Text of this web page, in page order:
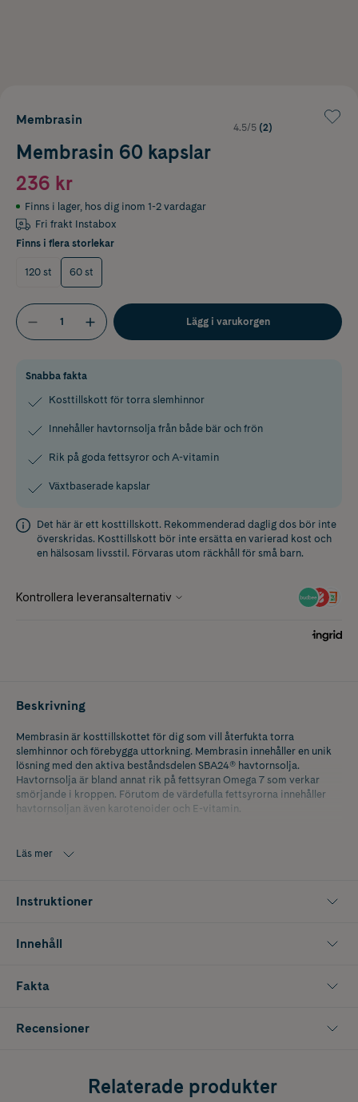
Membrasin
4.5/5 (2)
Membrasin 60 kapslar
236 kr
Finns i lager, hos dig inom 1-2 vardagar
Fri frakt Instabox
Finns i flera storlekar
120 st 60 st
Lägg i varukorgen
Snabba fakta
Kosttillskott för torra slemhinnor
Innehåller havtornsolja från både bär och frön
Rik på goda fettsyror och A-vitamin
Växtbaserade kapslar
Det här är ett kosttillskott. Rekommenderad daglig dos bör inte
överskridas. Kosttillskott bör inte ersätta en varierad kost och
en hälsosam livsstil. Förvaras utom räckhåll för små barn.
Beskrivning
Membrasin är kosttillskottet för dig som vill återfukta torra
slemhinnor och förebygga uttorkning. Membrasin innehåller en unik
lösning med den aktiva beståndsdelen SBA24® havtornsolja.
Havtornsolja är bland annat rik på fettsyran Omega 7 som verkar
smörjande i kroppen. Förutom de värdefulla fettsyrorna innehåller
havtornsoljan även karotenoider och E-vitamin.
tur hjälper till att bibehålla normala slemhinnor normal hud och
kan tack vare sin smörjande funktion göra stor skillnad för vår hälsa,
livskvalitet och välbefinnande.
Läs mer
Instruktioner
Innehåll
Fakta
Recensioner
Relaterade produkter